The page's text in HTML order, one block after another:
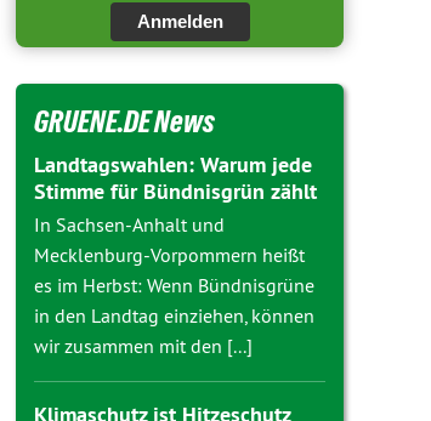
Anmelden
GRUENE.DE News
Landtagswahlen: Warum jede
Stimme für Bündnisgrün zählt
In Sachsen-Anhalt und
Mecklenburg-Vorpommern heißt
es im Herbst: Wenn Bündnisgrüne
in den Landtag einziehen, können
wir zusammen mit den [...]
Klimaschutz ist Hitzeschutz